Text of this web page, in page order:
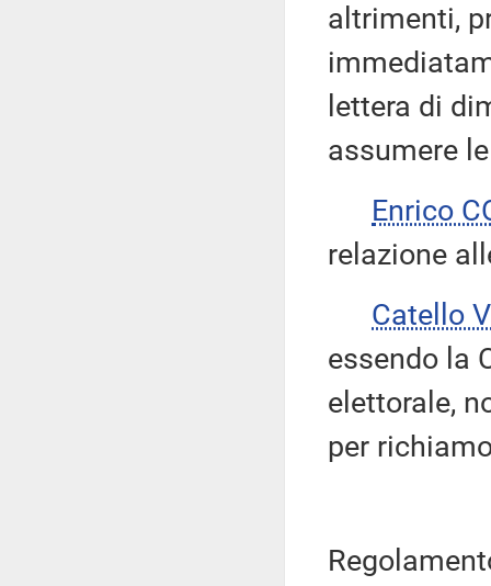
altrimenti,
lettera di
assumere
Enrico
relazione
Catello
essendo la
elettorale,
per